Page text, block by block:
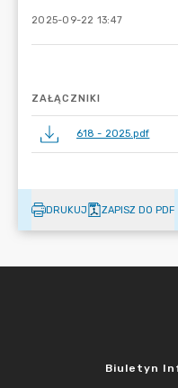
2025-09-22 13:47
ZAŁĄCZNIKI
618 - 2025.pdf
DRUKUJ ZAPISZ DO PDF
Biuletyn